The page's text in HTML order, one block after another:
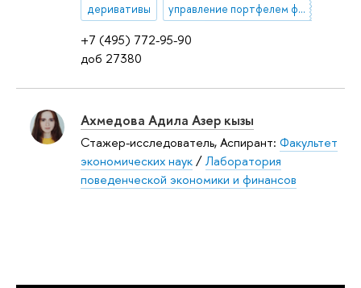
+7 (495) 772-95-90
доб 27380
деривативы управление портфелем финансовых инструментов
Ахмедова Адила Азер кызы
Стажер-исследователь, Аспирант: Факультет
экономических наук/Лаборатория
поведенческой экономики и финансов